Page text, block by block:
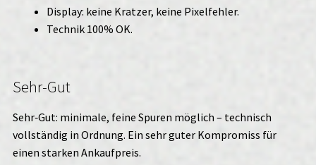
Display: keine Kratzer, keine Pixelfehler.
Technik 100% OK.
Sehr-Gut
Sehr‑Gut: minimale, feine Spuren möglich – technisch
vollständig in Ordnung. Ein sehr guter Kompromiss für
einen starken Ankaufpreis.